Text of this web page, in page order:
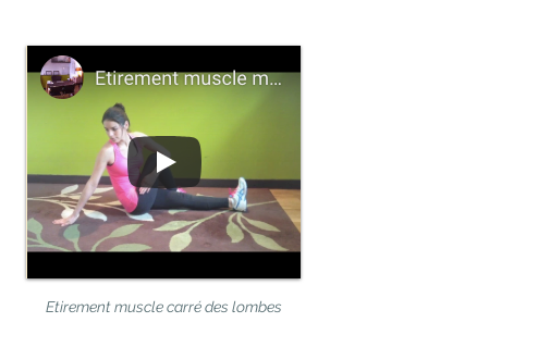
Etirement muscle carré des lombes